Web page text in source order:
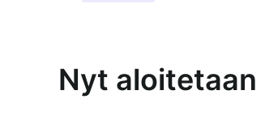
Nyt aloitetaan